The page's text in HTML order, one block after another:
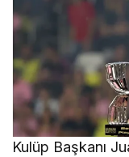
Kulüp Başkanı